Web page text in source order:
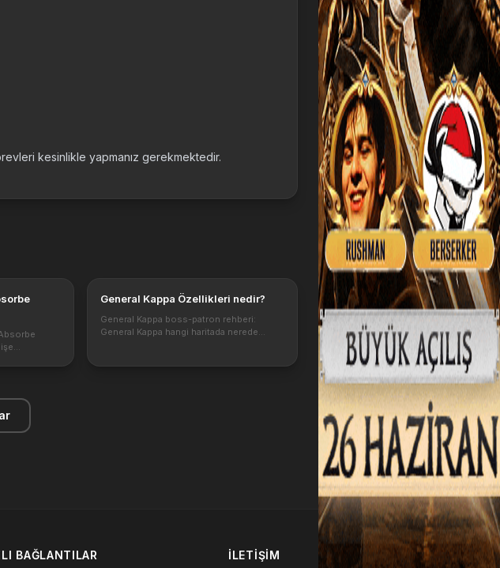
kesinlikle yapmanız gerekmektedir.
General Kappa Özellikleri nedir?
General Kappa boss-patron rehberi:
General Kappa hangi haritada nerede
yaratıklar ve düşürdükleri. Bu bossları
BAĞLANTILAR İLETIŞIM